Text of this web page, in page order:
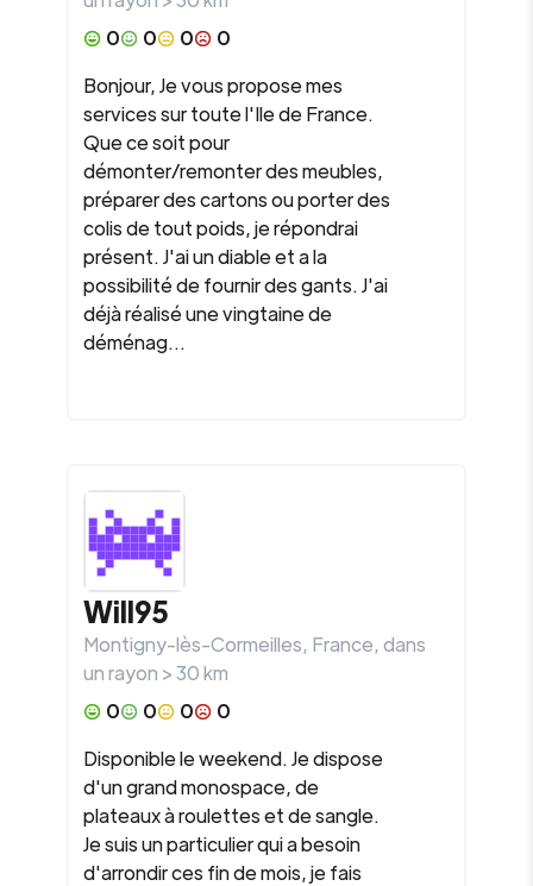
0
0 0
0
Bonjour, Je vous propose mes
services sur toute l'Ile de France.
Que ce soit pour
démonter/remonter des meubles,
préparer des cartons ou porter des
colis de tout poids, je répondrai
présent. J'ai un diable et a la
possibilité de fournir des gants. J'ai
déjà réalisé une vingtaine de
déménag...
Will95
Montigny-lès-Cormeilles, France, dans
un rayon >30km
0
0 0
0
Disponible le weekend. Je dispose
d'un grand monospace, de
plateaux à roulettes et de sangle.
Je suis un particulier qui a besoin
d'arrondir ces fin de mois, je fais